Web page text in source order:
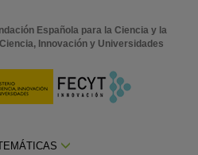
Española para la Ciencia y la
Innovación y Universidades